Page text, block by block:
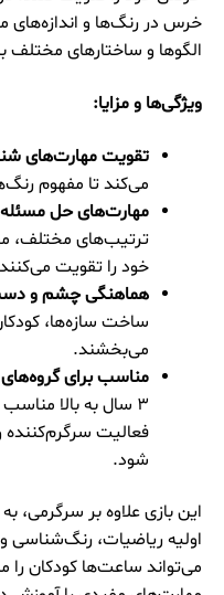
خرس در رنگ‌ها و اندازه‌های
الگوها و ساختارهای مختلف
ویژگی‌ها و مزایا:
تقویت مهارت‌های
می‌کند تا مفهوم
مهارت‌های حل مسئله
ترتیب‌های مختلف،
خود را تقویت می‌کنند.
هماهنگی چشم و
ساخت سازه‌ها،
می‌بخشند.
مناسب برای
3 سال به بالا
فعالیت سرگرم‌کننده
شود.
این بازی علاوه بر سرگرمی،
اولیه ریاضیات، رنگ‌شناسی
می‌تواند ساعت‌ها کودکان را